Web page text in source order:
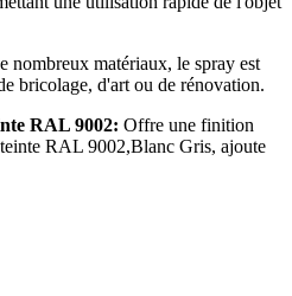
nombreux matériaux, le spray est
bricolage, d'art ou de rénovation.
RAL 9002: Offre une finition
RAL 9002,Blanc Gris, ajoute